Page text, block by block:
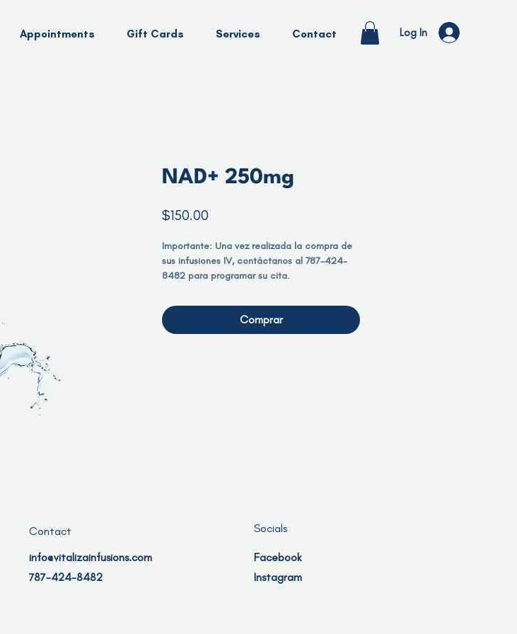
Appointments Gift Cards Services Contact Log In
NAD+ 250mg
$150.00
Importante: Una vez realizada la compra de
sus infusiones IV, contáctanos al 787-424-
8482 para programar su cita.
Comprar
Contact
info@vitalizainfusions.com
787-424-8482
Socials
Facebook
Instagram